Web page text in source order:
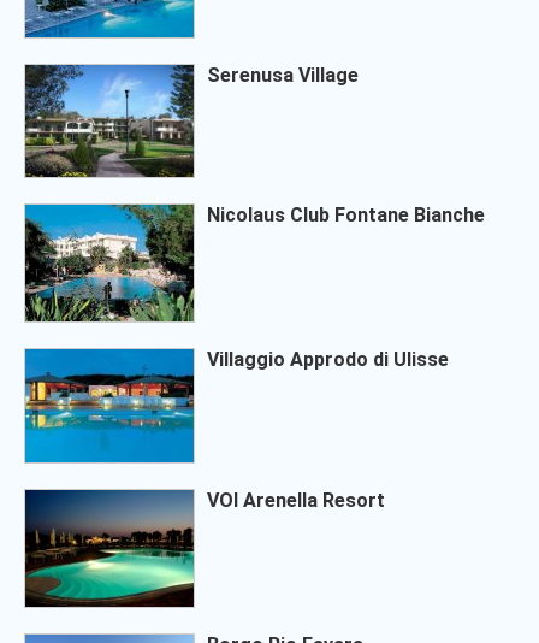
Serenusa Village
Nicolaus Club Fontane Bianche
Villaggio Approdo di Ulisse
VOI Arenella Resort